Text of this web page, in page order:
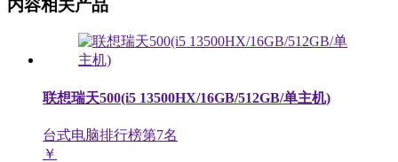
内容相关产品
联想瑞天500(i5 13500HX/16GB/512GB/单主机)
台式电脑排行榜第7名
￥